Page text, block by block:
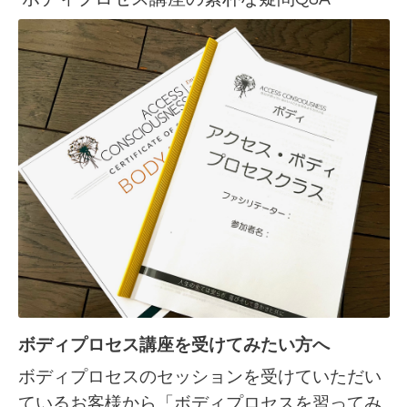
ボディプロセス講座を受けてみたい方へ
ボディプロセスのセッションを受けていただい